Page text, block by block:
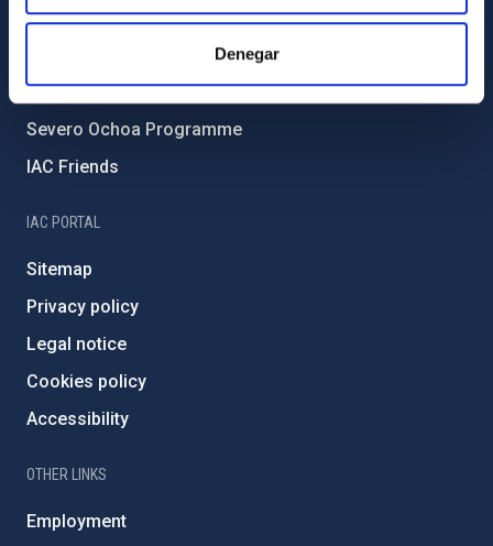
Denegar
Forever IAC
External funding
Severo Ochoa Programme
IAC Friends
IAC PORTAL
Sitemap
Privacy policy
Legal notice
Cookies policy
Accessibility
OTHER LINKS
Employment